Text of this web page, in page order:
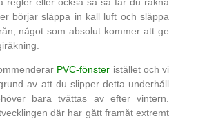
börjar släppa in kall luft och släppa
något som absolut kommer att ge
PVC-fönster istället och vi
av att du slipper detta underhåll
bara tvättas av efter vintern.
där har gått framåt extremt